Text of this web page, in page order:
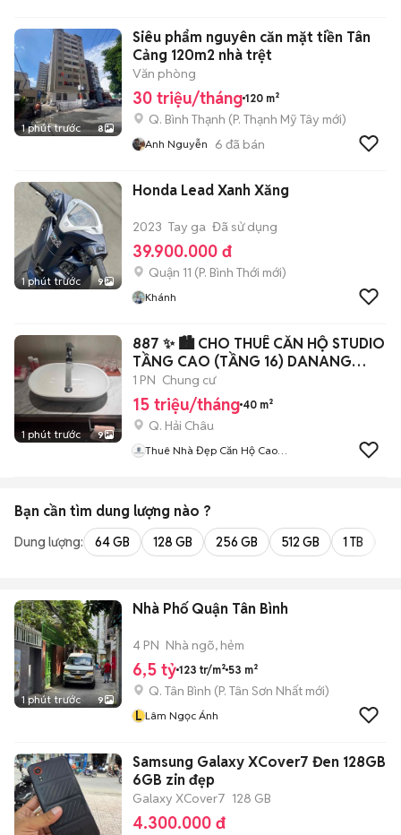
1 phút trước 8
Siêu phẩm nguyên căn mặt tiền Tân
Cảng 120m2 nhà trệt
Văn phòng
30 triệu/tháng 120 m²
Q. Bình Thạnh (P. Thạnh Mỹ Tây mới)
Anh Nguyễn 6 đã bán
1 phút trước 9
Honda Lead Xanh Xăng
2023 Tay ga Đã sử dụng
39.900.000 đ
Quận 11 (P. Bình Thới mới)
Khánh
1 phút trước 9
887 ✨ 🏙️ CHO THUÊ CĂN HỘ STUDIO
TẦNG CAO (TẦNG 16) DANANG
CENTRE POINT
1 PN Chung cư
15 triệu/tháng 40 m²
Q. Hải Châu
Thuê Nhà Đẹp Căn Hộ Cao
Bạn cần tìm dung lượng nào ?
Dung lượng: 64 GB 128 GB 256 GB 512 GB 1 TB
1 phút trước 9
Nhà Phố Quận Tân Bình
4 PN Nhà ngõ, hẻm
6,5 tỷ 123 tr/m² 53 m²
Q. Tân Bình (P. Tân Sơn Nhất mới)
L Lâm Ngọc Ánh
Samsung Galaxy XCover7 Đen 128GB
6GB zin đẹp
Galaxy XCover7 128 GB
4.300.000 đ